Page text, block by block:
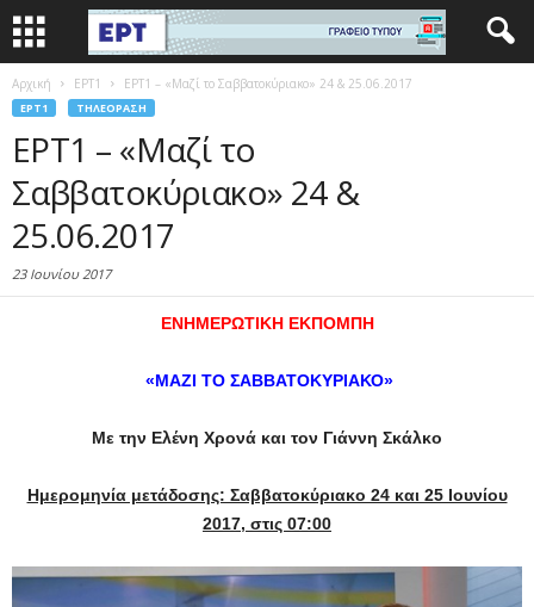
Αρχική EΡΤ1 ΕΡΤ1 – «Μαζί το Σαββατοκύριακο» 24 & 25.06.2017
EΡΤ1 ΤΗΛΕΌΡΑΣΗ
ΕΡΤ1 – «Μαζί το
Σαββατοκύριακο» 24 &
25.06.2017
23 Ιουνίου 2017
ΕΝΗΜΕΡΩΤΙΚΗ ΕΚΠΟΜΠΗ
«ΜΑΖΙ ΤΟ ΣΑΒΒΑΤΟΚΥΡΙΑΚΟ»
Με την Ελένη Χρονά και τον Γιάννη Σκάλκο
Ημερομηνία μετάδοσης: Σαββατοκύριακο 24 και 25 Ιουνίου
2017, στις 07:00